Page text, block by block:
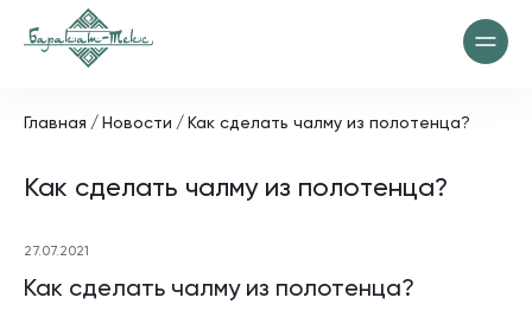
Главная Новости Как сделать чалму из полотенца?
Как сделать чалму из полотенца?
27.07.2021
Как сделать чалму из полотенца?